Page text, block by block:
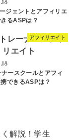
ジェントとアフィリエ
るASPは？
アフィリエイト
ースクールとアフィ
できるASPは？
解説！学生